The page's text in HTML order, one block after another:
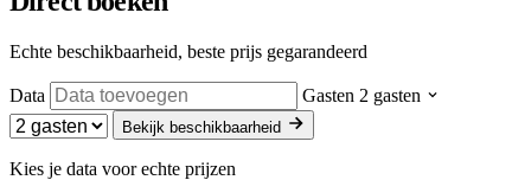
Echte beschikbaarheid, beste prijs gegarandeerd
Data Gasten 2 gasten
Bekijk beschikbaarheid
Kies je data voor echte prijzen